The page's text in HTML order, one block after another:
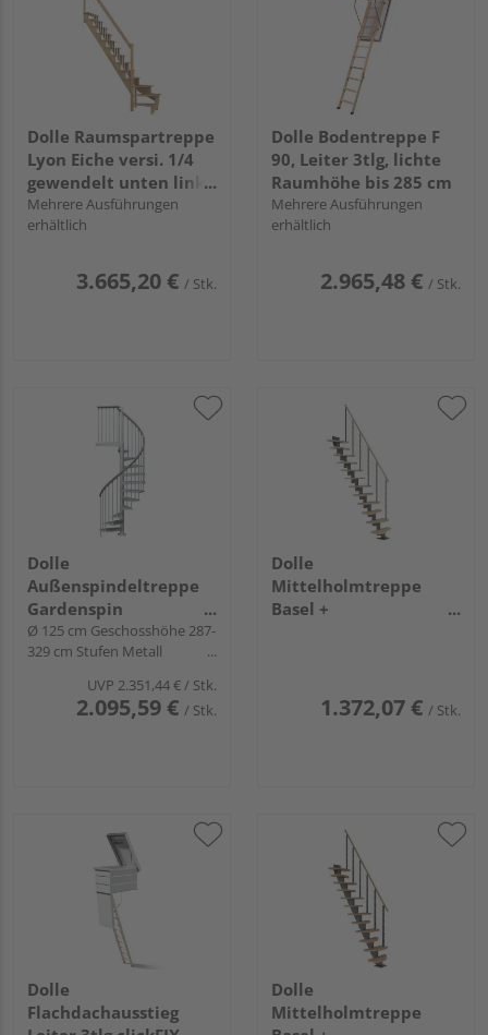
Dolle Raumspartreppe
Lyon Eiche versi. 1/4
gewendelt unten links
Metallstäbe B 65cm
GH bis 286 cm
Mehrere Ausführungen
erhältlich
3.665,20 € / Stk.
Dolle Bodentreppe F
90, Leiter 3tlg, lichte
Raumhöhe bis 285 cm
Mehrere Ausführungen
erhältlich
2.965,48 € / Stk.
Dolle
Außenspindeltreppe
Gardenspin
links/rechtslfd.
Ø 125 cm Geschosshöhe 287-
329 cm Stufen Metall
UVP 2.351,44 €/ Stk.
2.095,59 € / Stk.
Dolle
Mittelholmtreppe
Basel +
1.372,07 € / Stk.
Dolle
Flachdachausstieg
Dolle
Mittelholmtreppe